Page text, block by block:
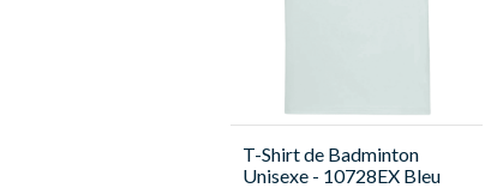
T-Shirt de Badminton
Unisexe - 10728EX Bleu